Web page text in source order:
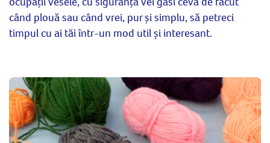
când plouă sau când vrei, pur și simplu, să petreci
timpul cu ai tăi într-un mod util și interesant.